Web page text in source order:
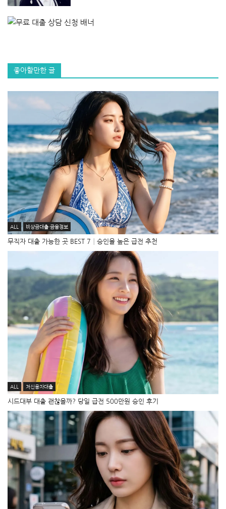
좋아할만한 글
ALL 비상금대출·금융정보
무직자 대출 가능한 곳 BEST 7│승인율 높은 급전 추천
ALL 저신용자대출
시드대부 대출 괜찮을까? 당일 급전 500만원 승인 후기